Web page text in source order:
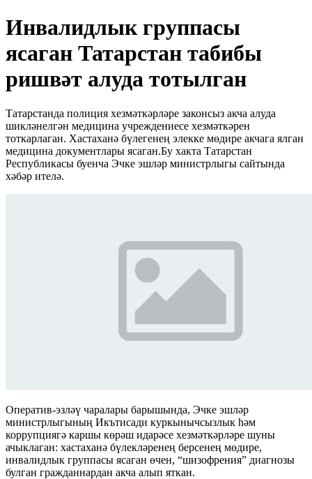
Инвалидлык группасы
ясаган Татарстан табибы
ришвәт алуда тотылган
Татарстанда полиция хезмәткәрләре законсыз акча алуда
шикләнелгән медицина учреждениесе хезмәткәрен
тоткарлаган. Хастаханә бүлегенең элекке мөдире акчага ялган
медицина документлары ясаган.Бу хакта Татарстан
Республикасы буенча Эчке эшләр министрлыгы сайтында
хәбәр ителә.
Оператив-эзләү чаралары барышында, Эчке эшләр
министрлыгының Икътисади куркынычсызлык һәм
коррупциягә каршы көрәш идарәсе хезмәткәрләре шуны
ачыклаган: хастаханә бүлекләренең берсенең мөдире,
инвалидлык группасы ясаган өчен, “шизофрения” диагнозы
булган гражданнардан акча алып яткан.